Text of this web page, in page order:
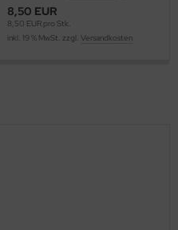
8,50 EUR
8,50 EUR pro Stk.
inkl. 19 % MwSt. zzgl. Versandkosten